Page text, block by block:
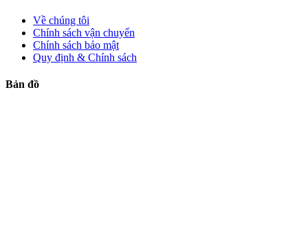
Về chúng tôi
Chính sách vận chuyển
Chính sách bảo mật
Quy định & Chính sách
Bản đồ